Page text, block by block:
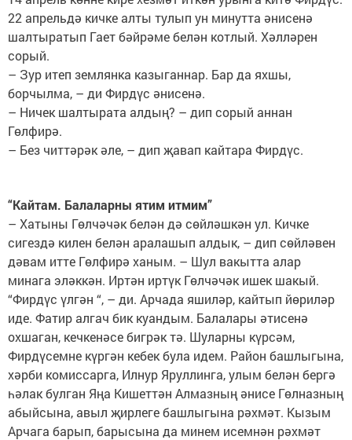
22 апрельдә кичке алты тулып ун минутта әнисенә
шалтыратып Гает бәйрәме белән котлый. Хәлләрен
сорый.
– Зур итеп землянка казыганнар. Бар да яхшы,
борчылма, – ди Фирдүс әнисенә.
– Ничек шалтырата алдың? – дип сорый аннан
Гөлфирә.
– Без читтәрәк әле, – дип җавап кайтара Фирдүс.
“Кайтам. Балаларны ятим итмим”
– Хатыны Гөлчәчәк белән дә сөйләшкән ул. Кичке
сигездә килен белән аралашып алдык, – дип сөйләвен
дәвам итте Гөлфирә ханым. – Шул вакытта алар
минага эләккән. Иртән иртүк Гөлчәчәк ишек шакый.
“Фирдүс үлгән “, – ди. Арчада яшиләр, кайтып йөриләр
иде. Фатир алгач бик куандым. Балалары әтисенә
охшаган, кечкенәсе бигрәк тә. Шуларны күрсәм,
Фирдүсемне күргән кебек була идем. Район башлыгына,
хәрби комиссарга, Илнур Яруллинга, улым белән бергә
һәлак булган Яңа Кишеттән Алмазның әнисе Гөлназның
абыйсына, авыл җирлеге башлыгына рәхмәт. Кызым
Арчага барып, барысына да минем исемнән рәхмәт